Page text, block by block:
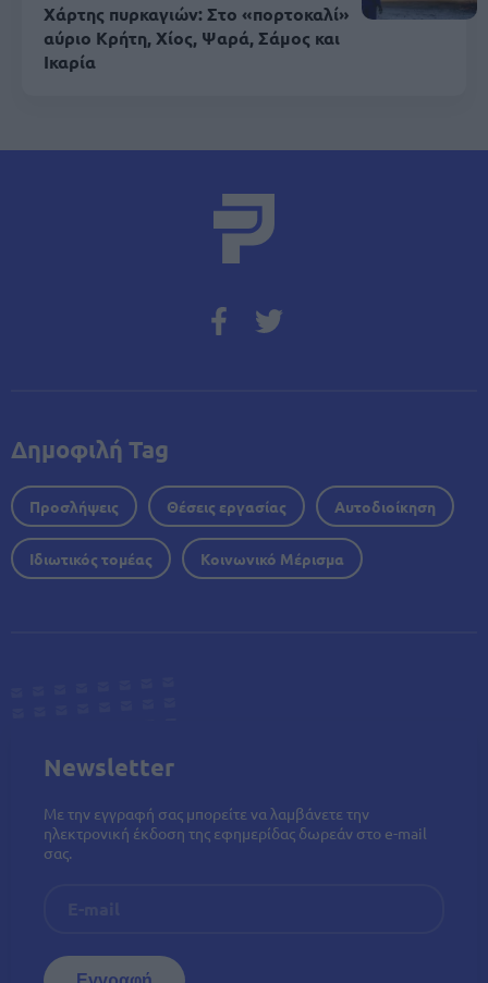
Χάρτης πυρκαγιών: Στο «πορτοκαλί»
αύριο Κρήτη, Χίος, Ψαρά, Σάμος και
Ικαρία
Δημοφιλή Tag
Προσλήψεις Θέσεις εργασίας Αυτοδιοίκηση
Ιδιωτικός τομέας Κοινωνικό Μέρισμα
Newsletter
Με την εγγραφή σας μπορείτε να λαμβάνετε την
ηλεκτρονική έκδοση της εφημερίδας δωρεάν στο e-mail
σας.